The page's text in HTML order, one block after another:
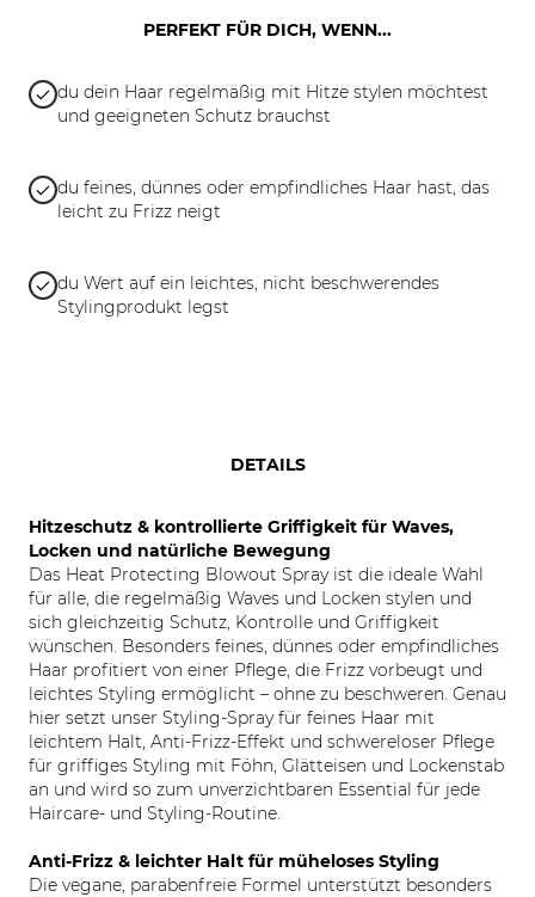
PERFEKT FÜR DICH, WENN...
du dein Haar regelmäßig mit Hitze stylen möchtest
und geeigneten Schutz brauchst
du feines, dünnes oder empfindliches Haar hast, das
leicht zu Frizz neigt
du Wert auf ein leichtes, nicht beschwerendes
Stylingprodukt legst
DETAILS
Hitzeschutz & kontrollierte Griffigkeit für Waves,
Locken und natürliche Bewegung
Das Heat Protecting Blowout Spray ist die ideale Wahl
für alle, die regelmäßig Waves und Locken stylen und
sich gleichzeitig Schutz, Kontrolle und Griffigkeit
wünschen. Besonders feines, dünnes oder empfindliches
Haar profitiert von einer Pflege, die Frizz vorbeugt und
leichtes Styling ermöglicht – ohne zu beschweren. Genau
hier setzt unser Styling-Spray für feines Haar mit
leichtem Halt, Anti-Frizz-Effekt und schwereloser Pflege
für griffiges Styling mit Föhn, Glätteisen und Lockenstab
an und wird so zum unverzichtbaren Essential für jede
Haircare- und Styling-Routine.
Anti-Frizz & leichter Halt für müheloses Styling
Die vegane, parabenfreie Formel unterstützt besonders